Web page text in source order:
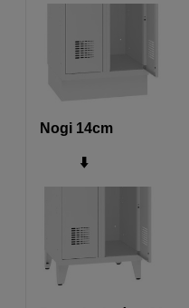
Nogi 14cm
⬇️